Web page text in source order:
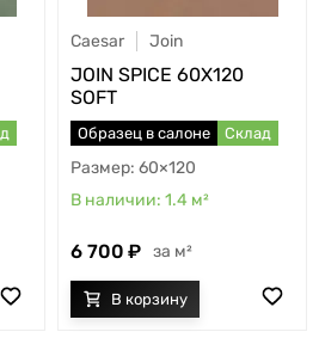
Caesar Join
JOIN SPICE 60X120
SOFT
Образец в салоне Склад
60×120
1.4 м²
6 700 м²